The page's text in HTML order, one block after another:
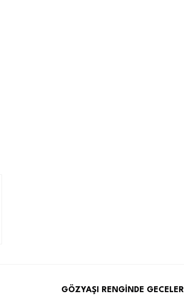
GÖZYAŞI RENGİNDE GECELER